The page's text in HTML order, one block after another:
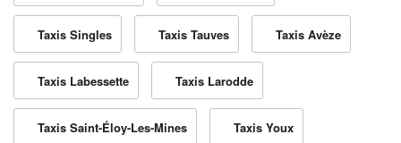
Taxis Singles Taxis Tauves Taxis Avèze
Taxis Labessette Taxis Larodde
Taxis Saint-Éloy-Les-Mines Taxis Youx